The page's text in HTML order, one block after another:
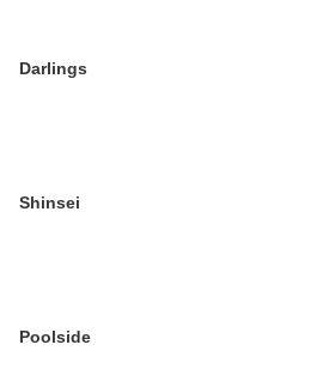
Darlings
Shinsei
Poolside